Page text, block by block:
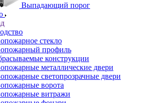
Выпадающий порог
стекло
профиль
конструкции
металлические двери
светопрозрачные двери
ворота
витражи